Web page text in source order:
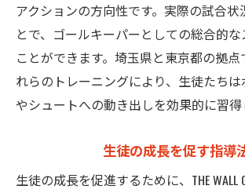
アクションの方向性です。実際の試合状
とで、ゴールキーパーとしての総合的
ことができます。埼玉県と東京都の拠
れらのトレーニングにより、生徒たち
やシュートへの動き出しを効果的に習得
生徒の成長を促す指導
生徒の成長を促進するために、THE WALL